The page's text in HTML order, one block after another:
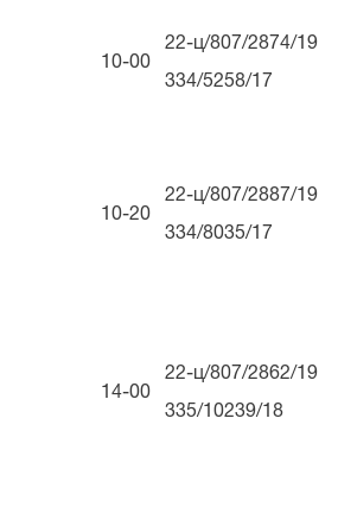
10-00
22-ц/807/2874/19
334/5258/17
10-20
22-ц/807/2887/19
334/8035/17
14-00
22-ц/807/2862/19
335/10239/18